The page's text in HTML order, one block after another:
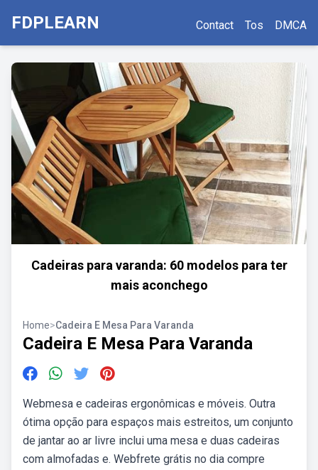
FDPLEARN Contact Tos DMCA
Cadeiras para varanda: 60 modelos para ter
mais aconchego
Home>Cadeira E Mesa Para Varanda
Cadeira E Mesa Para Varanda
Webmesa e cadeiras ergonômicas e móveis. Outra
ótima opção para espaços mais estreitos, um conjunto
de jantar ao ar livre inclui uma mesa e duas cadeiras
com almofadas e. Webfrete grátis no dia compre